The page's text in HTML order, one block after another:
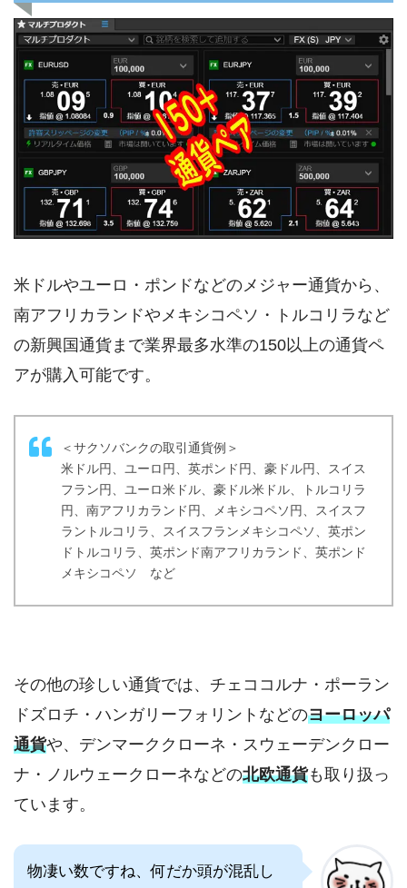
米ドルやユーロ・ポンドなどのメジャー通貨から、
南アフリカランドやメキシコペソ・トルコリラなど
の新興国通貨まで業界最多水準の150以上の通貨ペ
アが購入可能です。
＜サクソバンクの取引通貨例＞
米ドル円、ユーロ円、英ポンド円、豪ドル円、スイス
フラン円、ユーロ米ドル、豪ドル米ドル、トルコリラ
円、南アフリカランド円、メキシコペソ円、スイスフ
ラントルコリラ、スイスフランメキシコペソ、英ポン
ドトルコリラ、英ポンド南アフリカランド、英ポンド
メキシコペソ など
その他の珍しい通貨では、チェココルナ・ポーラン
ドズロチ・ハンガリーフォリントなどのヨーロッパ
通貨や、デンマーククローネ・スウェーデンクロー
ナ・ノルウェークローネなどの北欧通貨も取り扱っ
ています。
物凄い数ですね、何だか頭が混乱し